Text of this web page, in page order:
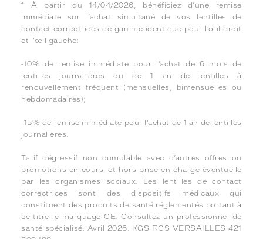
* À partir du 14/04/2026, bénéficiez d’une remise
immédiate sur l’achat simultané de vos lentilles de
contact correctrices de gamme identique pour l’œil droit
et l’œil gauche:
-10% de remise immédiate pour l’achat de 6 mois de
lentilles journalières ou de 1 an de lentilles à
renouvellement fréquent (mensuelles, bimensuelles ou
hebdomadaires);
-15% de remise immédiate pour l’achat de 1 an de lentilles
journalières.
Tarif dégressif non cumulable avec d’autres offres ou
promotions en cours, et hors prise en charge éventuelle
par les organismes sociaux. Les lentilles de contact
correctrices sont des dispositifs médicaux qui
constituent des produits de santé réglementés portant à
ce titre le marquage CE. Consultez un professionnel de
santé spécialisé. Avril 2026. KGS RCS VERSAILLES 421